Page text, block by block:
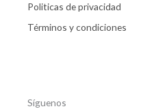
Politicas de privacidad
Términos y condiciones
Síguenos